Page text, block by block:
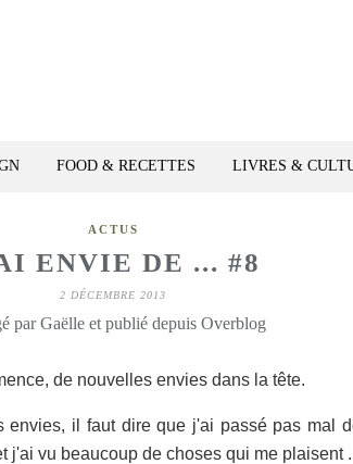
FOOD & RECETTES LIVRES &
ACTUS
ENVIE DE ... #8
2 DÉCEMBRE 2013
par Gaëlle et publié depuis Overblog
de nouvelles envies dans la tête.
envies, il faut dire que j'ai passé pas mal
j'ai vu beaucoup de choses qui me plaisent